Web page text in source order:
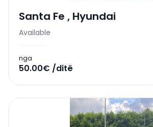
Santa Fe , Hyundai
Available
nga
50.00€ /ditë